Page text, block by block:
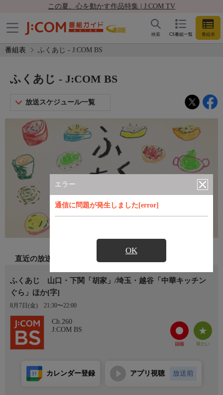
この夏、心を動かす作品特集 | J:COM TV
CS番組一覧 番組表
検索
番組表 ふくあじ - J:COM BS
エラー
通信に問題が発生しました[error]
OK
ふくあじ - J:COM BS
放送スケジュール一覧
直近の放送
ふくあじ 山口・下関「胡家」/埼玉・越谷「中華キッチン
ぐら」ほか[字]
8月7日(金) 21:30〜22:00
Ch.260
J:COM BS
カレンダー登録 アプリ視聴 放送前